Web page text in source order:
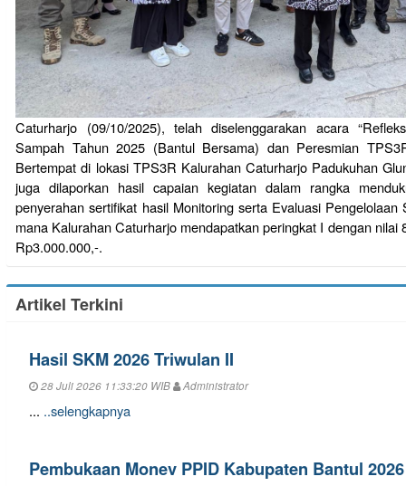
Caturharjo (09/10/2025), telah diselenggarakan acara
Sampah Tahun 2025 (Bantul Bersama) dan Peresmian
Bertempat di lokasi TPS3R Kalurahan Caturharjo Padukuhan
juga dilaporkan hasil capaian kegiatan dalam rangka
penyerahan sertifikat hasil Monitoring serta Evaluasi
mana Kalurahan Caturharjo mendapatkan peringkat I dengan
Rp3.000.000,-.
Artikel Terkini
Hasil SKM 2026 Triwulan II
28 Juli 2026 11:33:20 WIB Administrator
... ..selengkapnya
Pembukaan Monev PPID Kabupaten Bantul 2026